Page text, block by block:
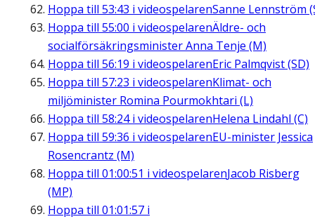
Hoppa till 53:43 i videospelarenSanne Lennström
Hoppa till 55:00 i videospelarenÄldre- och
socialförsäkringsminister Anna Tenje (M)
Hoppa till 56:19 i videospelarenEric Palmqvist (SD)
Hoppa till 57:23 i videospelarenKlimat- och
miljöminister Romina Pourmokhtari (L)
Hoppa till 58:24i videospelarenHelena Lindahl (C)
Hoppa till 59:36 i videospelarenEU-minister Jessica
Rosencrantz (M)
Hoppa till 01:00:51 i videospelarenJacob Risberg
(MP)
Hoppa till 01:01:57 i